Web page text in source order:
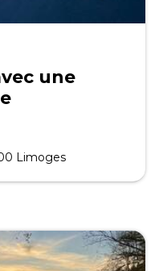
une
Limoges